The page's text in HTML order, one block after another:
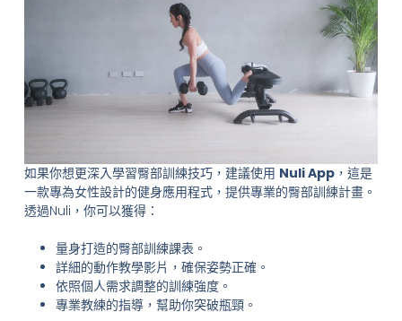
如果你想更深入學習臀部訓練技巧，建議使用 Nuli App，這是
一款專為女性設計的健身應用程式，提供專業的臀部訓練計畫。
透過Nuli，你可以獲得：
量身打造的臀部訓練課表。
詳細的動作教學影片，確保姿勢正確。
依照個人需求調整的訓練強度。
專業教練的指導，幫助你突破瓶頸。